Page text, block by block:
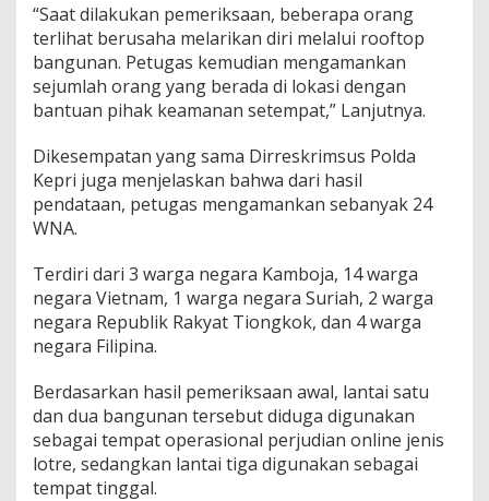
“Saat dilakukan pemeriksaan, beberapa orang
terlihat berusaha melarikan diri melalui rooftop
bangunan. Petugas kemudian mengamankan
sejumlah orang yang berada di lokasi dengan
bantuan pihak keamanan setempat,” Lanjutnya.
Dikesempatan yang sama Dirreskrimsus Polda
Kepri juga menjelaskan bahwa dari hasil
pendataan, petugas mengamankan sebanyak 24
WNA.
Terdiri dari 3 warga negara Kamboja, 14 warga
negara Vietnam, 1 warga negara Suriah, 2 warga
negara Republik Rakyat Tiongkok, dan 4 warga
negara Filipina.
Berdasarkan hasil pemeriksaan awal, lantai satu
dan dua bangunan tersebut diduga digunakan
sebagai tempat operasional perjudian online jenis
lotre, sedangkan lantai tiga digunakan sebagai
tempat tinggal.